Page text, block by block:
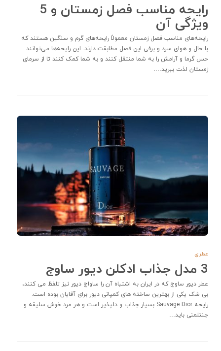
رایحه‌ مناسب فصل زمستان و 5
ویژگی آن
رایحه‌های مناسب فصل زمستان معمولاً رایحه‌های گرم و سنگین هستند که
با حال و هوای سرد و برفی این فصل مطابقت دارند. این رایحه‌ها می‌توانند
حس گرما و آرامش را به شما منتقل کنند و به شما کمک کنند تا از سرمای
زمستان لذت ببرید….
عطری
3 مدل جذاب ادکلن دیور ساوج
عطر دیور ساوج که در ایران به اشتباه آن را ساواج دیور نیز تلفظ می کنند،
بی شک یکی از بهترین ساخته های کمپانی دیور برای آقایان بوده است.
رایحه Sauvage Dior بسیار جذاب و دلپذیر است و هر مرد خوش سلیقه و
جنتلمنی باید…